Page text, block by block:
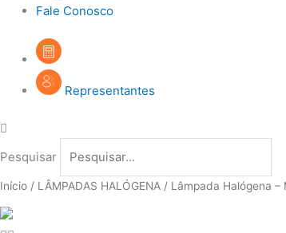
Fale Conosco
Representantes
Pesquisar
Início / LÂMPADAS HALÓGENA / Lâmpada Halógena –